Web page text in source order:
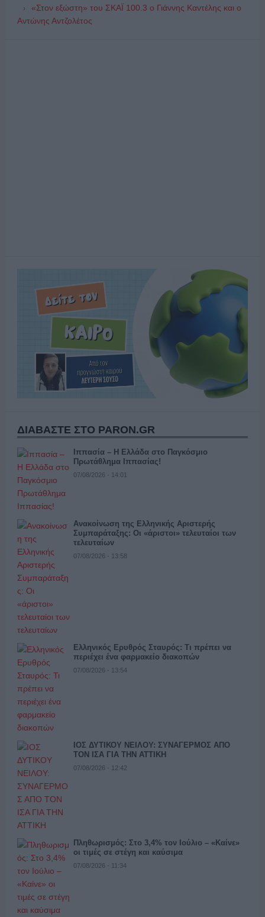
«Στον εξώστη» του ΣΚΑΪ 100.3 ο Γιάννης Καντέλης και ο
Αντώνης Αντζολέτος
ΔΙΑΒΑΣΤΕ ΣΤΟ PARON.GR
Ιππασία – Η Ελλάδα στο Παγκόσμιο
Πρωτάθλημα Ιππασίας!
07/08/2026 - 14:01
Ανακοίνωση της Ελληνικής Αριστερής
Συμπαράταξης: Οι «άριστοι» τελευταίοι των
τελευταίων
07/08/2026 - 13:58
Ελληνικός Ερυθρός Σταυρός: Τι πρέπει να
περιέχει ένα φαρμακείο διακοπών
07/08/2026 - 13:54
ΙΟΣ ΔΥΤΙΚΟΥ ΝΕΙΛΟΥ: ΣΥΝΑΓΕΡΜΟΣ ΑΠΟ
ΤΟΝ ΙΣΑ ΓΙΑ ΤΗΝ ΑΤΤΙΚΗ
07/08/2026 - 12:42
Πληθωρισμός: Στο 3,4% τον Ιούλιο – «Καίνε»
οι τιμές σε στέγη και καύσιμα
07/08/2026 - 11:34